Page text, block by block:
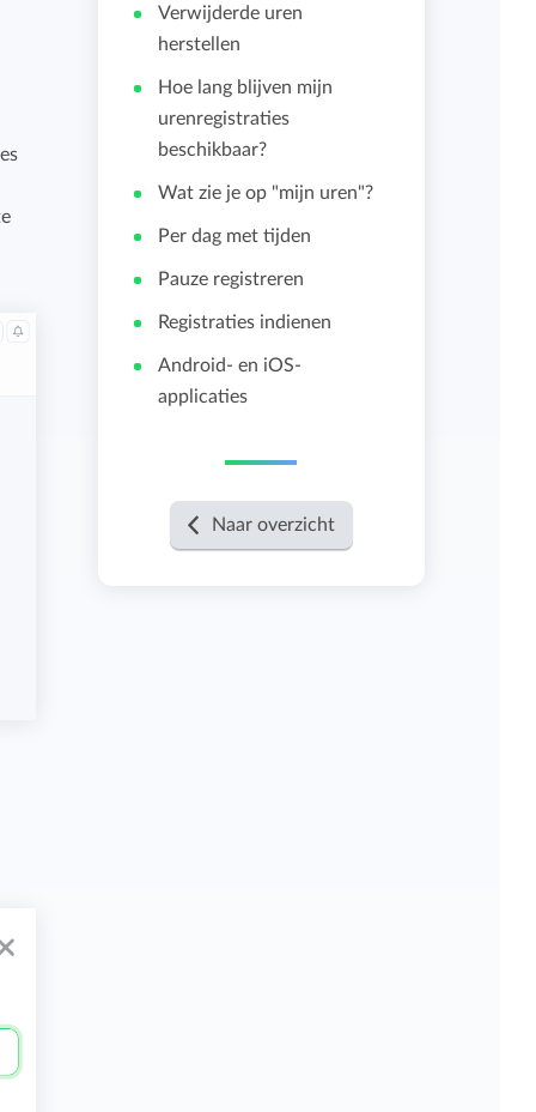
Salarisadministratie koppelingen
Importeren en exporteren
Verwijderde uren
herstellen
Hoe lang blijven mijn
urenregistraties
beschikbaar?
Wat zie je op "mijn uren"?
Per dag met tijden
Pauze registreren
Registraties indienen
Android- en iOS-
applicaties
Naar overzicht